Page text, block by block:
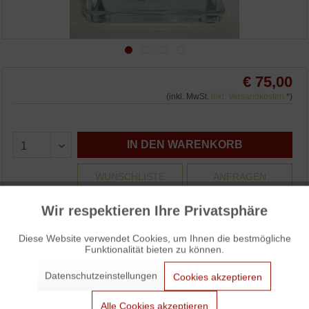
€ 75,00
(inkl. MwSt. inkl. Versandkosten *)
IN DEN WARENKORB
WUNSCHLISTE ANFRAGEN
Lumax Glasbaustein / Glass Brick von Le Corbusier
Funktionale Aktiv
Aktiv
Aktiv
Wir respektieren Ihre Privatsphäre
Diese Website verwendet Cookies, um Ihnen die bestmögliche
Funktionalität bieten zu können.
Datenschutzeinstellungen Cookies akzeptieren
Alle Cookies akzeptieren